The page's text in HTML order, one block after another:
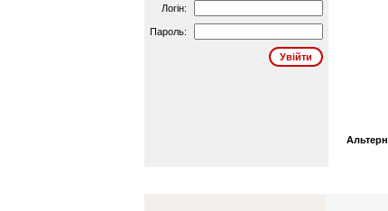
Логін:
Пароль: